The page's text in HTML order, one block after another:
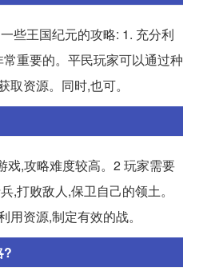
些王国纪元的攻略: 1. 充分利
重要的。平民玩家可以通过种
资源。同时,也可。
戏,攻略难度较高。2 玩家需要
,打败敌人,保卫自己的领土。
资源,制定有效的战。
?